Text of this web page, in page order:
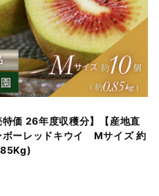
特価 26年度収穫分】【産地直
ボーレッドキウイ Mサイズ 約